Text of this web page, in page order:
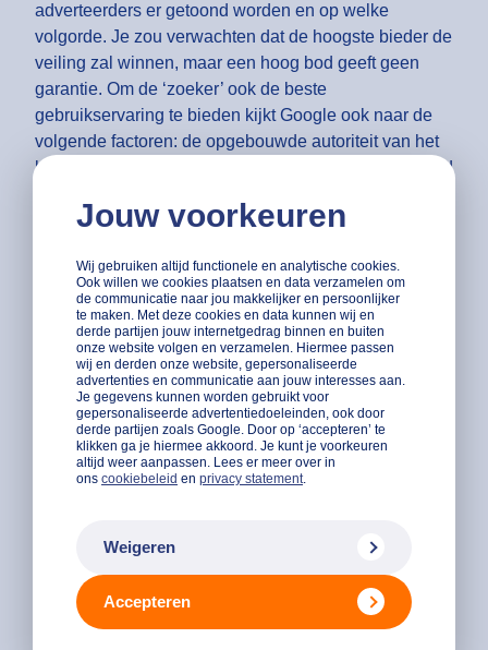
Jouw voorkeuren
Wij gebruiken altijd functionele en analytische cookies.
Ook willen we cookies plaatsen en data verzamelen om
de communicatie naar jou makkelijker en persoonlijker
te maken. Met deze cookies en data kunnen wij en
derde partijen jouw internetgedrag binnen en buiten
onze website volgen en verzamelen. Hiermee passen
wij en derden onze website, gepersonaliseerde
advertenties en communicatie aan jouw interesses aan.
Je gegevens kunnen worden gebruikt voor
gepersonaliseerde advertentiedoeleinden, ook door
derde partijen zoals Google. Door op ‘accepteren’ te
klikken ga je hiermee akkoord. Je kunt je voorkeuren
altijd weer aanpassen. Lees er meer over in
ons cookiebeleid en privacy statement
Weigeren
Accepteren
adverteerders er getoond worden en op welke
volgorde. Je zou verwachten dat de hoogste bieder de
veiling zal winnen, maar een hoog bod geeft geen
garantie. Om de ‘zoeker’ ook de beste
gebruikservaring te bieden kijkt Google ook naar de
volgende factoren: de opgebouwde autoriteit van het
bedrijf en de kwaliteit van de advertentie. Aan de hand
de advertentie en de autoriteit van het bedrijf) bepaalt
wordt er bepaald op welke positie de adverteerder in
de zoekresultaten terecht komt.
Kies zorgvuldig
Zorg er dus voor dat het bedrag dat je maximaal per
dag bereid bent om te betalen voor klikken op je
advertentie weloverwogen wordt bepaald. Daarnaast
wil je dat de taal van je advertentie overeenkomt met
relevante en originele content bevat. Zodat er ook
makkelijk te navigeren is op de landingspagina. Dit
werkt mee in de autoriteitsbepaling. Ook moet de
landingspagina transparant zijn over je bedrijf en moet